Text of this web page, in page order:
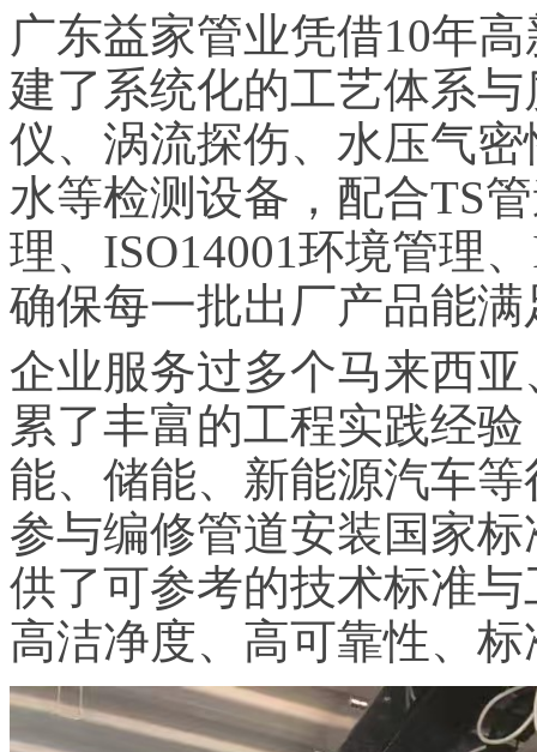
广东益家管业凭借10年
建了系统化的工艺体系
仪、涡流探伤、水压气
水等检测设备，配合TS
理、ISO14001环境管理
确保每一批出厂产品能
企业服务过多个马来西
累了丰富的工程实践经
能、储能、新能源汽车
参与编修管道安装国家
供了可参考的技术标准
高洁净度、高可靠性、